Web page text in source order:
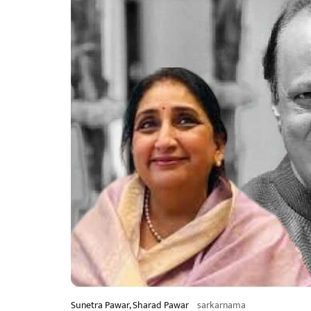
Sunetra Pawar, Sharad Pawar sarkarnama